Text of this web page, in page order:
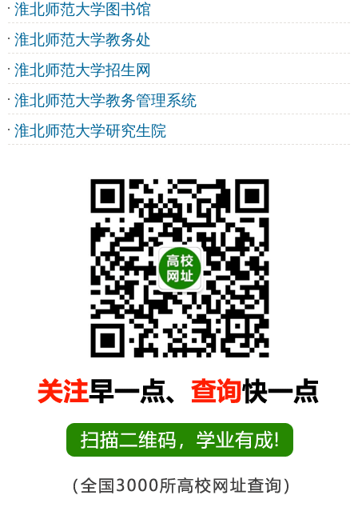
淮北师范大学图书馆
淮北师范大学教务处
淮北师范大学招生网
淮北师范大学教务管理系统
淮北师范大学研究生院